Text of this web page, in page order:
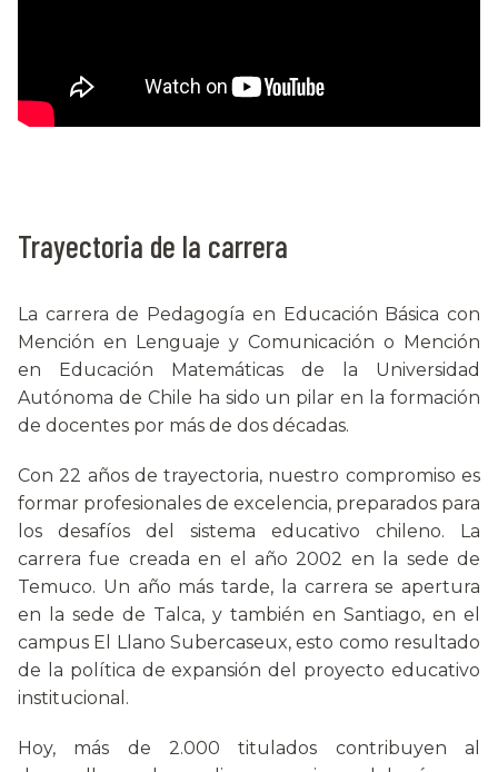
Trayectoria de la carrera
La carrera de Pedagogía en Educación Básica con
Mención en Lenguaje y Comunicación o Mención
en Educación Matemáticas de la Universidad
Autónoma de Chile ha sido un pilar en la formación
de docentes por más de dos décadas.
Con 22 años de trayectoria, nuestro compromiso es
formar profesionales de excelencia, preparados para
los desafíos del sistema educativo chileno. La
carrera fue creada en el año 2002 en la sede de
Temuco. Un año más tarde, la carrera se apertura
en la sede de Talca, y también en Santiago, en el
campus El Llano Subercaseux, esto como resultado
de la política de expansión del proyecto educativo
institucional.
Hoy, más de 2.000 titulados contribuyen al